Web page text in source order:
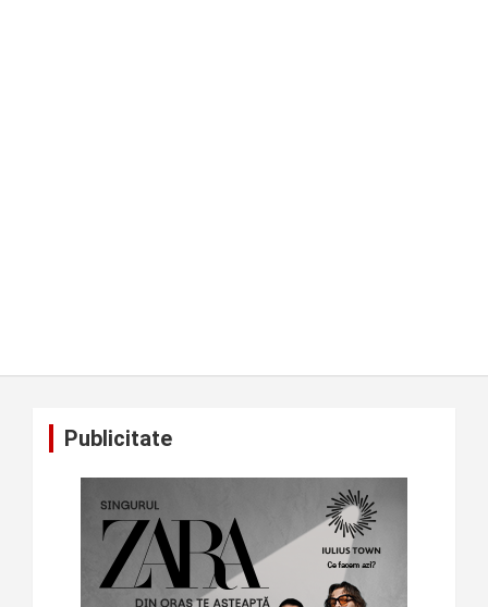
Publicitate